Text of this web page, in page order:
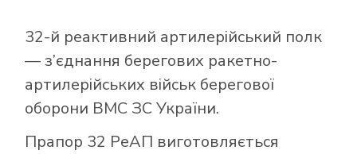
32-й реактивний артилерійський полк
— з’єднання берегових ракетно-
артилерійських військ берегової
оборони ВМС ЗС України.
Прапор 32 РеАП виготовляється